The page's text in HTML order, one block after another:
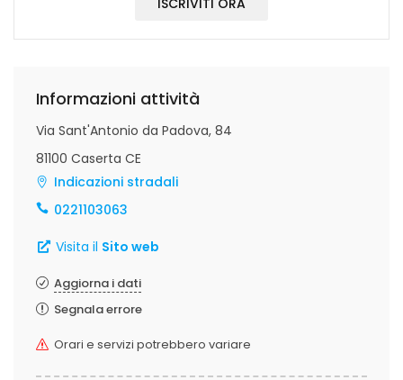
ISCRIVITI ORA
Informazioni attività
Via Sant'Antonio da Padova, 84
81100 Caserta CE
Indicazioni stradali
0221103063
Visita il Sito web
Aggiorna i dati
Segnala errore
Orari e servizi potrebbero variare